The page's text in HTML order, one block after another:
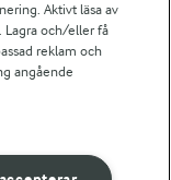
Aktivt läsa av
Lagra och/eller få
reklam och
angående